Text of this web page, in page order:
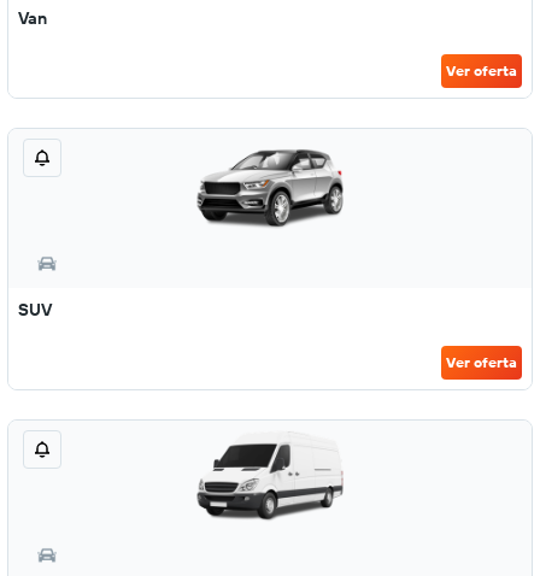
Van
Ver oferta
SUV
Ver oferta